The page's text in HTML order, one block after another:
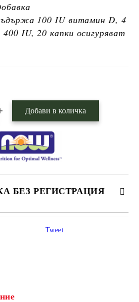
100 IU витамин D, 4
400 IU, 20 капки осигуряват
БЕЗ РЕГИСТРАЦИЯ
ПОПЪЛНЕТЕ 1 ПОЛЕ
в рамките на работния ден.
Tweet